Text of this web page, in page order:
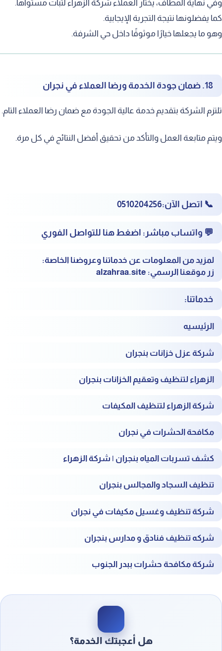
نهاية المطاف، يختار العملاء شركة الزهراء لثبات مستواها.
يفضلونها نتيجة التجربة الإيجابية.
ما يجعلها خيارًا موثوقًا داخل حي الشرفة.
18. ضمان جودة الخدمة ورضا العملاء في نجران
الشركة بتقديم خدمة عالية الجودة مع ضمان رضا العملاء التام.
متابعة العمل والتأكد من تحقيق أفضل النتائج في كل مرة.
📞 اتصل الآن:‎0510204256
💬 واتساب مباشر: ‎اضغط هنا للتواصل الفوري
لمزيد من المعلومات عن خدماتنا وعروضنا الخاصة:
زر موقعنا الرسمي: alzahraa.site
خدماتنا:
الرئيسيه
شركة عزل خزانات بنجران
الزهراء لتنظيف وتعقيم الخزانات بنجران
شركة الزهراء لتنظيف المكيفات
مكافحة الحشرات في نجران
كشف تسربات المياه بنجران | شركة الزهراء
تنظيف السجاد والمجالس بنجران
شركة تنظيف وغسيل مكيفات في نجران
شركه تنظيف فنادق و مدارس بنجران
شركة مكافحة حشرات ببدر الجنوب
هل أعجبتك الخدمة؟